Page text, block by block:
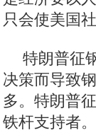
观察者网